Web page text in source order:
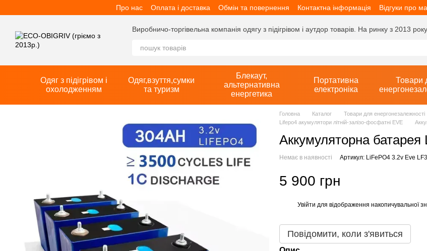
Про нас Оплата і доставка Обмін та повернення Контактна інформація Відгуки про
Виробничо-торгівельна компанія одягу з підігрівом і аутдор товарів. На ринку з 2013 року.
Одяг з підігрівом і
охолодженням
Одяг,взуття,сумки
та туризм
Блекаут,
альтернативна
енергетика
Портативна
електроніка
Товари
Головна Каталог Товари для енергонезалежності
Lifepo4 акумулятори літній-залізо-фосфатні EVE
Аккумуляторна
Немає в наявності Артикул: LiFePO4 3.2v Eve
5 900 грн
Увійти для відображення накопичувальної
Повідомити, коли з'явиться